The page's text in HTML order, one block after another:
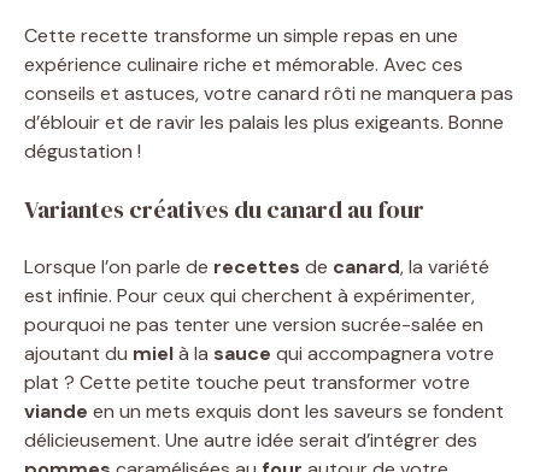
Cette recette transforme un simple repas en une
expérience culinaire riche et mémorable. Avec ces
conseils et astuces, votre canard rôti ne manquera pas
d’éblouir et de ravir les palais les plus exigeants. Bonne
dégustation !
Variantes créatives du canard au four
Lorsque l’on parle de recettes de canard, la variété
est infinie. Pour ceux qui cherchent à expérimenter,
pourquoi ne pas tenter une version sucrée-salée en
ajoutant du mielà la sauce qui accompagnera votre
plat ? Cette petite touche peut transformer votre
viande en un mets exquis dont les saveurs se fondent
délicieusement. Une autre idée serait d’intégrer des